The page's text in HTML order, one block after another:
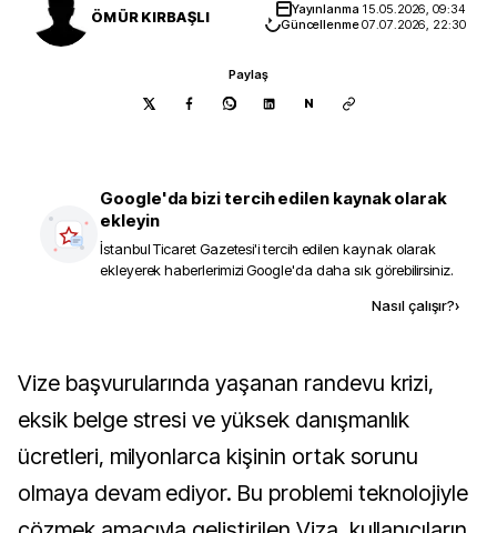
ÖMÜR KIRBAŞLI Yayınlanma 15.05.2026, 09:34
Güncellenme07.07.2026, 22:30
Paylaş
N
Google'da bizi tercih edilen kaynak olarak
ekleyin
İstanbul Ticaret Gazetesi'i tercih edilen kaynak olarak
ekleyerek haberlerimizi Google'da daha sık görebilirsiniz.
Nasıl çalışır?›
Vize başvurularında yaşanan randevu krizi,
eksik belge stresi ve yüksek danışmanlık
ücretleri, milyonlarca kişinin ortak sorunu
olmaya devam ediyor. Bu problemi teknolojiyle